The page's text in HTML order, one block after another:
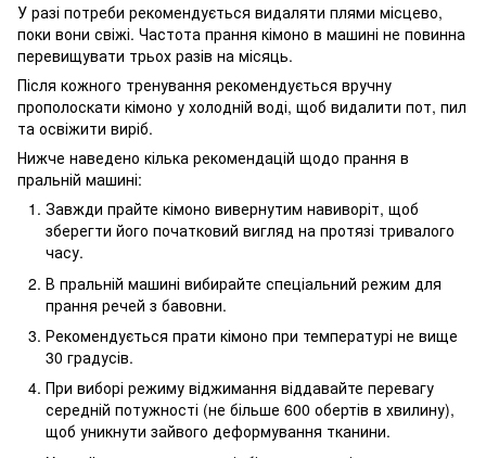
У разі потреби рекомендується видаляти плями місцево,
поки вони свіжі. Частота прання кімоно в машині не повинна
перевищувати трьох разів на місяць.
Після кожного тренування рекомендується вручну
прополоскати кімоно у холодній воді, щоб видалити пот, пил
та освіжити виріб.
Нижче наведено кілька рекомендацій щодо прання в
пральній машині:
Завжди прайте кімоно вивернутим навиворіт, щоб
зберегти його початковий вигляд на протязі тривалого
часу.
В пральній машині вибирайте спеціальний режим для
прання речей з бавовни.
Рекомендується прати кімоно при температурі не вище
30 градусів.
При виборі режиму віджимання віддавайте перевагу
середній потужності (не більше 600 обертів в хвилину),
щоб уникнути зайвого деформування тканини.